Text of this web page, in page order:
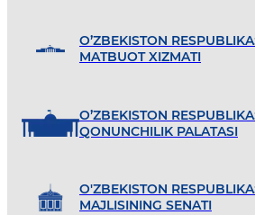
O’ZBEKISTON
MATBUOT XIZMATI
O’ZBEKISTON
QONUNCHILIK PALATASI
O'ZBEKISTON
MAJLISINING SENATI